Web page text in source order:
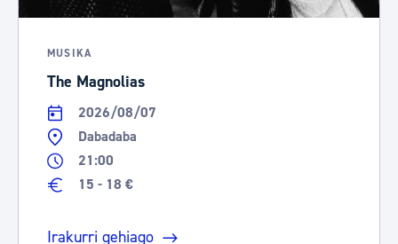
MUSIKA
The Magnolias
2026/08/07
Dabadaba
21:00
15 - 18 €
Irakurri gehiago